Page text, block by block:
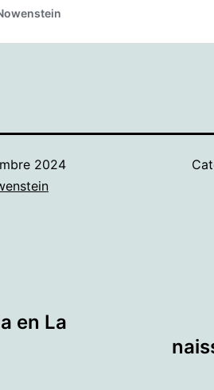
2024
en La